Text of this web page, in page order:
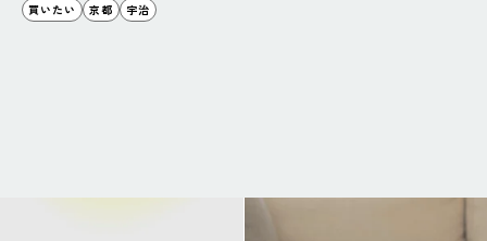
買いたい
京都 宇治